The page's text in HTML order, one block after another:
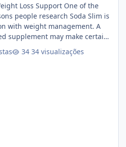
Loss Support One of the
people research Soda Slim is
with weight management. A
supplement may make certain
healthy routine easier to
on its ingredients and
34 visualizações